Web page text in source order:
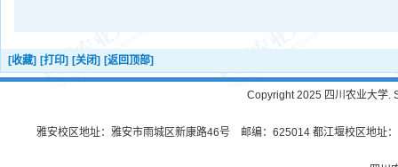
[收藏] [打印] [关闭] [返回顶部]
Copyright 2025 四川农业大学.
雅安校区地址：雅安市雨城区新康路46号 邮编：625014 都江堰校区地址